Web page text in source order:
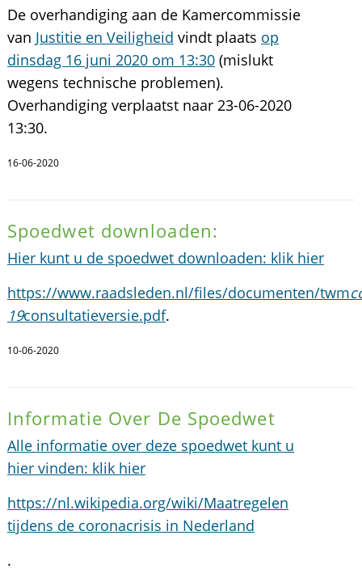
De overhandiging aan de Kamercommissie
van Justitie en Veiligheid vindt plaats op
dinsdag 16 juni 2020 om 13:30(mislukt
wegens technische problemen).
Overhandiging verplaatst naar 23-06-2020
13:30.
16-06-2020
Spoedwet downloaden:
Hier kunt u de spoedwet downloaden: klik hier
https://www.raadsleden.nl/files/documenten/twm
19consultatieversie.pdf.
10-06-2020
Informatie Over De Spoedwet
Alle informatie over deze spoedwet kunt u
hier vinden: klik hier
https://nl.wikipedia.org/wiki/Maatregelen
tijdens de coronacrisis in Nederland
.